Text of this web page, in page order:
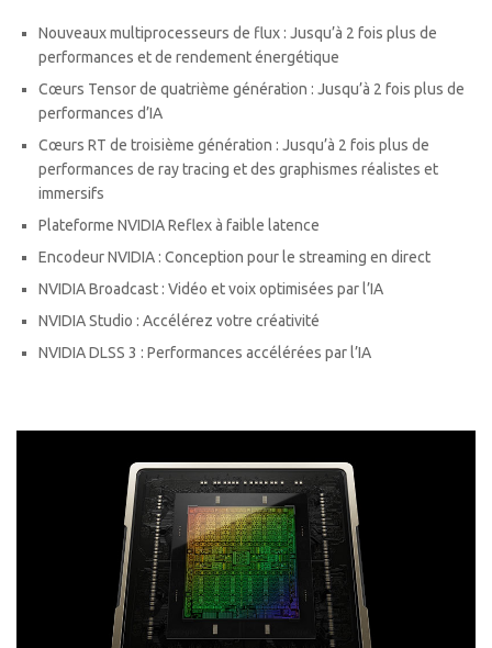
Nouveaux multiprocesseurs de flux : Jusqu’à 2 fois plus de
performances et de rendement énergétique
Cœurs Tensor de quatrième génération : Jusqu’à 2 fois plus de
performances d’IA
Cœurs RT de troisième génération : Jusqu’à 2 fois plus de
performances de ray tracing et des graphismes réalistes et
immersifs
Plateforme NVIDIA Reflex à faible latence
Encodeur NVIDIA : Conception pour le streaming en direct
NVIDIA Broadcast : Vidéo et voix optimisées par l’IA
NVIDIA Studio : Accélérez votre créativité
NVIDIA DLSS 3 : Performances accélérées par l’IA